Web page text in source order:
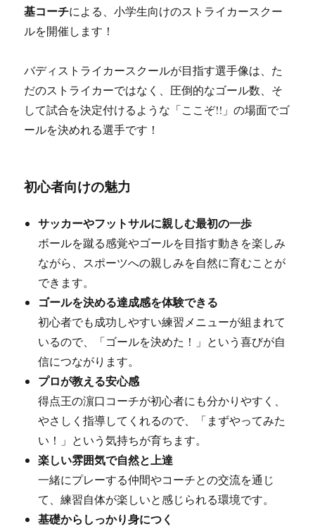
基コーチによる、小学生向けのストライカースクー
ルを開催します！
バディストライカースクールが目指す選手像は、た
だのストライカーではなく、圧倒的なゴール数、そ
して試合を決定付けるような「ここぞ!!」の場面でゴ
ールを決めれる選手です！
初心者向けの魅力
サッカーやフットサルに親しむ最初の一歩
ボールを蹴る感覚やゴールを目指す動きを楽しみ
ながら、スポーツへの親しみを自然に育むことが
できます。
ゴールを決める達成感を体験できる
初心者でも成功しやすい練習メニューが組まれて
いるので、「ゴールを決めた！」という喜びが自
信につながります。
プロが教える安心感
得点王の濵口コーチが初心者にも分かりやすく、
やさしく指導してくれるので、「まずやってみた
い！」という気持ちが育ちます。
楽しい雰囲気で自然と上達
一緒にプレーする仲間やコーチとの交流を通じ
て、練習自体が楽しいと感じられる環境です。
基礎からしっかり身につく